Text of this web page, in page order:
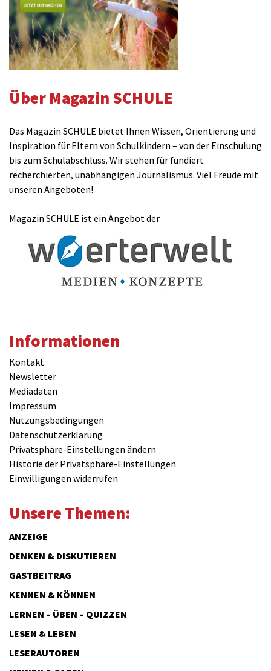
Über Magazin SCHULE
Das Magazin SCHULE bietet Ihnen Wissen, Orientierung und
Inspiration für Eltern von Schulkindern – von der Einschulung
bis zum Schulabschluss. Wir stehen für fundiert
recherchierten, unabhängigen Journalismus. Viel Freude mit
unseren Angeboten!
Magazin SCHULE ist ein Angebot der
Informationen
Kontakt
Newsletter
Mediadaten
Impressum
Nutzungsbedingungen
Datenschutzerklärung
Privatsphäre-Einstellungen ändern
Historie der Privatsphäre-Einstellungen
Einwilligungen widerrufen
Unsere Themen:
ANZEIGE
DENKEN & DISKUTIEREN
GASTBEITRAG
KENNEN & KÖNNEN
LERNEN – ÜBEN – QUIZZEN
LESEN & LEBEN
LESERAUTOREN